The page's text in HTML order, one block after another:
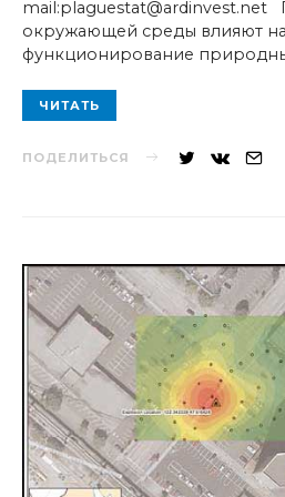
окружающей среды влияют
функционирование
ЧИТАТЬ
ПОДЕЛИТЬСЯ